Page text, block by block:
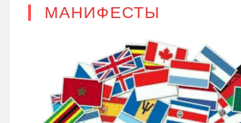
МАНИФЕСТЫ